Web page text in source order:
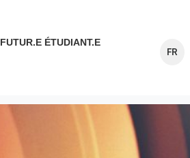
FUTUR.E ÉTUDIANT.E
FR